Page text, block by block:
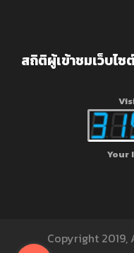
สถิติผู้เข้าชมเว็บไ
Your
Copyright 2019,